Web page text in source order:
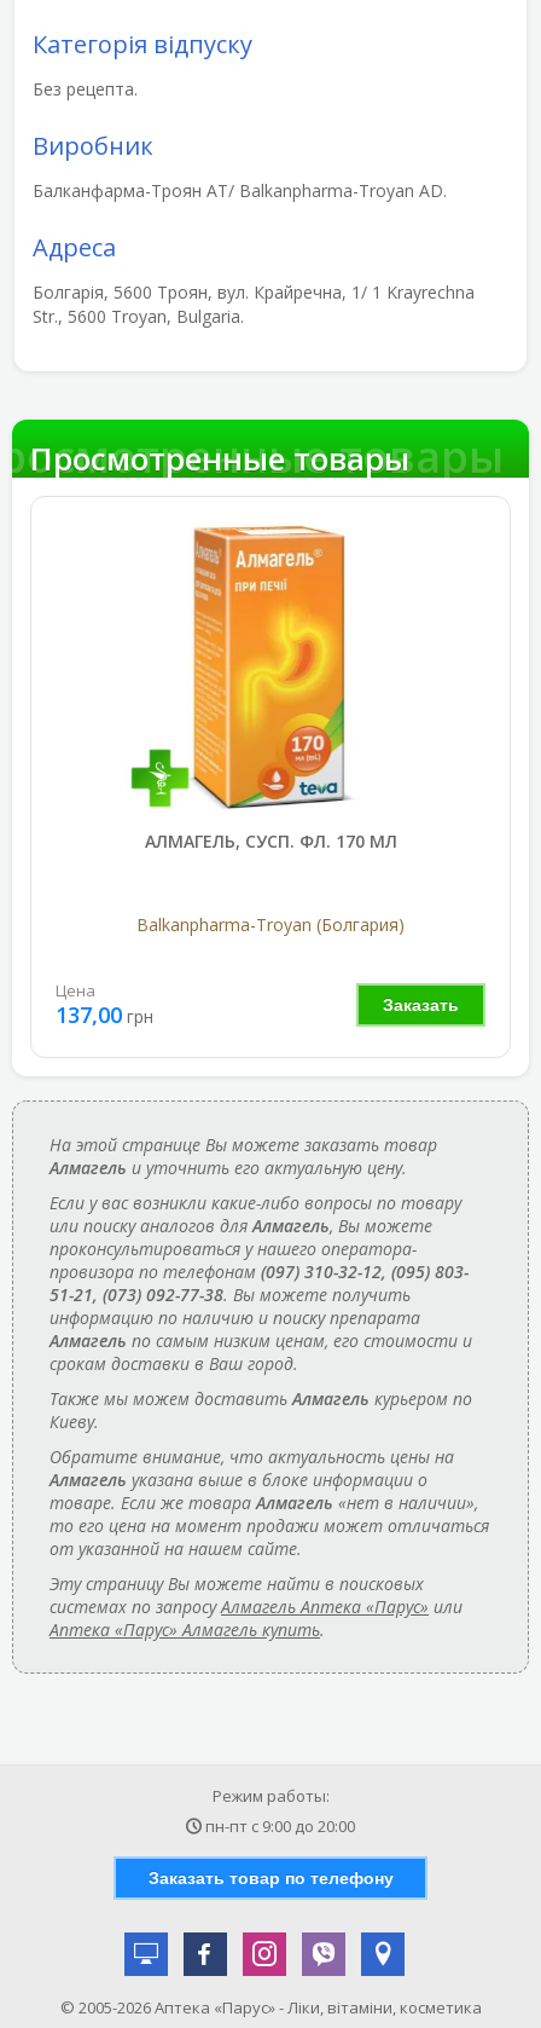
Категорія відпуску
Без рецепта.
Виробник
Балканфарма-Троян АТ/ Balkanpharma-Troyan AD.
Адреса
Болгарія, 5600 Троян, вул. Крайречна, 1/ 1 Krayrechna
Str., 5600 Troyan, Bulgaria.
товары
Просмотренные товары
АЛМАГЕЛЬ, СУСП. ФЛ. 170 МЛ
Balkanpharma-Troyan (Болгария)
Заказать
Цена
137,00 грн
На этой странице Вы можете заказать товар
Алмагель и уточнить его актуальную цену.
Если у вас возникли какие-либо вопросы по товару
или поиску аналогов дляАлмагель, Вы можете
проконсультироваться у нашего оператора-
провизора по телефонам (097) 310-32-12, (095) 803-
51-21, (073) 092-77-38. Вы можете получить
информацию по наличию и поиску препарата
Алмагель по самым низким ценам, его стоимости и
срокам доставки в Ваш город.
Также мы можем доставитьАлмагель курьером по
Киеву.
Обратите внимание, что актуальность цены на
Алмагель указана выше в блоке информации о
товаре. Если же товараАлмагель «нет в наличии»,
то его цена на момент продажи может отличаться
от указанной на нашем сайте.
Эту страницу Вы можете найти в поисковых
системах по запросуАлмагель Аптека «Парус» или
Аптека «Парус» Алмагель купить.
Режим работы:
пн-пт с 9:00 до 20:00
Заказать товар по телефону
© 2005-2026 Аптека «Парус» - Ліки, вітаміни, косметика